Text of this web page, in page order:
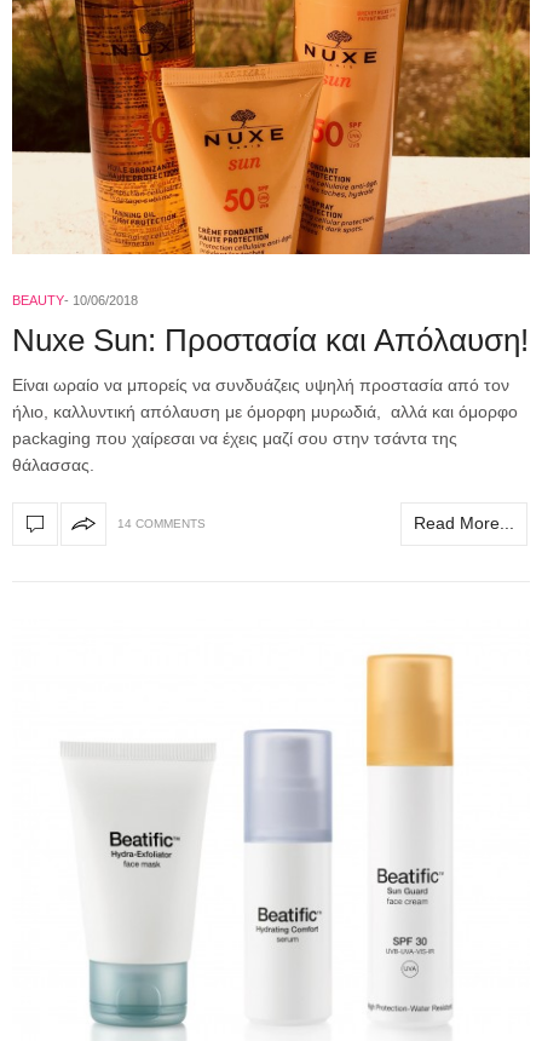
BEAUTY 10/06/2018
Nuxe Sun: Προστασία και Απόλαυση!
Είναι ωραίο να μπορείς να συνδυάζεις υψηλή προστασία από τον
ήλιο, καλλυντική απόλαυση με όμορφη μυρωδιά, αλλά και όμορφο
packaging που χαίρεσαι να έχεις μαζί σου στην τσάντα της
θάλασσας.
14 COMMENTS Read More...